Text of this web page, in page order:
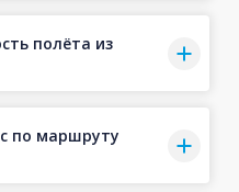
полёта из
по маршруту